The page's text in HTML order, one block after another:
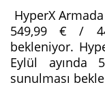
HyperX
549,99 € /
bekleniyor.
Eylül ayında
sunulması